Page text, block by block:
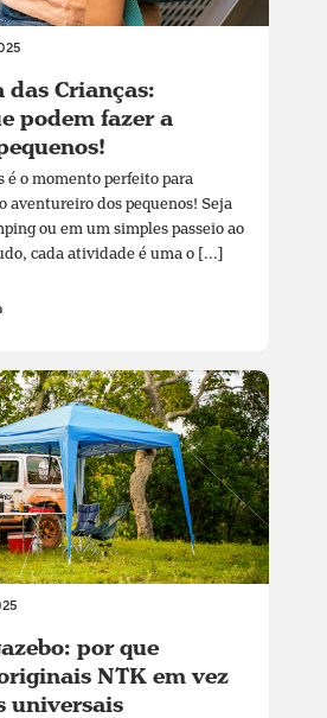
das Crianças:
podem fazer a
é o momento perfeito para
aventureiro dos pequenos! Seja
ou em um simples passeio ao
cada atividade é uma o [...]
por que
NTK em vez
universais